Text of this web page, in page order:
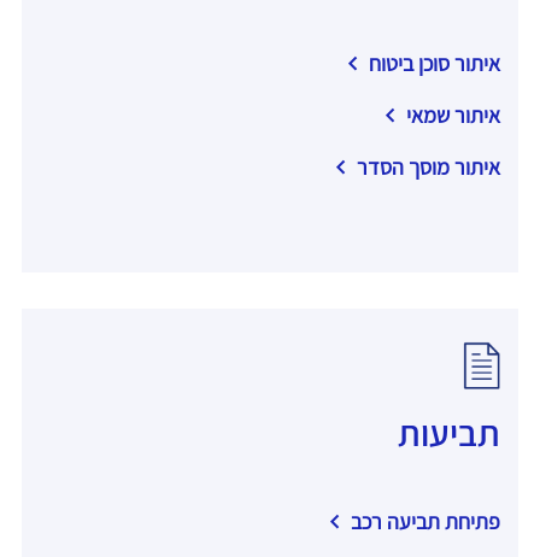
איתור סוכן ביטוח
איתור שמאי
איתור מוסך הסדר
תביעות
פתיחת תביעה רכב